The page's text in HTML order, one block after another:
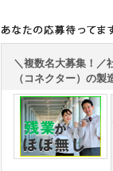
あなたの応募待ってま
＼複数名大募集！
（コネクター）の